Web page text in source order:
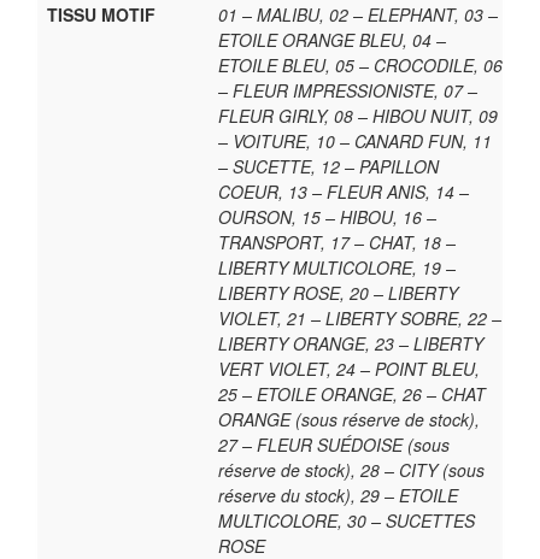
TISSU MOTIF
01 – MALIBU, 02 – ELEPHANT, 03 –
ETOILE ORANGE BLEU, 04 –
ETOILE BLEU, 05 – CROCODILE, 06
– FLEUR IMPRESSIONISTE, 07 –
FLEUR GIRLY, 08 – HIBOU NUIT, 09
– VOITURE, 10 – CANARD FUN, 11
– SUCETTE, 12 – PAPILLON
COEUR, 13 – FLEUR ANIS, 14 –
OURSON, 15 – HIBOU, 16 –
TRANSPORT, 17 – CHAT, 18 –
LIBERTY MULTICOLORE, 19 –
LIBERTY ROSE, 20 – LIBERTY
VIOLET, 21 – LIBERTY SOBRE, 22 –
LIBERTY ORANGE, 23 – LIBERTY
VERT VIOLET, 24 – POINT BLEU,
25 – ETOILE ORANGE, 26 – CHAT
ORANGE (sous réserve de stock),
27 – FLEUR SUÉDOISE (sous
réserve de stock), 28 – CITY (sous
réserve du stock), 29 – ETOILE
MULTICOLORE, 30 – SUCETTES
ROSE